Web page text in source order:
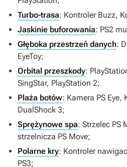
Turbo-trasa: Kontroler Buzz,
Jaskinie buforowania: PS2
Głęboka przestrzeń danych:
EyeToy;
Orbital przeszkody:
SingStar, PlayStation 2;
Plaża botów: Kamera PS Eye,
DualShock 3;
Sprężynowe spa: Strzelec PS
strzelnicza PS Move;
Polarne kry: Kontroler
PS3;